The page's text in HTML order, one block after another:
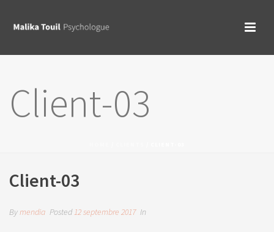
Client-03
Client-03
Bymendia Posted12 septembre 2017 In